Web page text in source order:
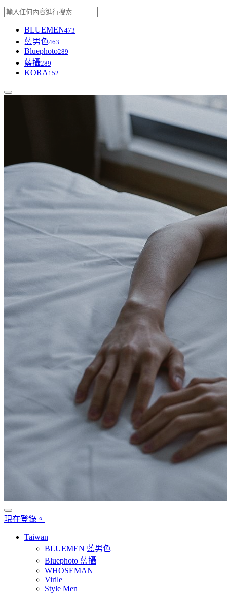
BLUEMEN473
藍男色463
Bluephoto289
藍攝289
KORA 152
現在登錄。
Taiwan
BLUEMEN 藍男色
Bluephoto 藍攝
WHOSEMAN
Virile
Style Men